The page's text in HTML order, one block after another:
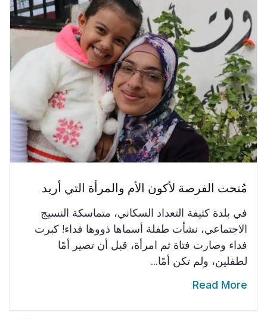
مُنحت الفرصة لأكون الأم والمرأة التي أريد
في بلدة كثيفة التعداد السكاني، متماسكة النسيج
الاجتماعي، نشأت طفلة أسماها ذووها فداء! كبرت
فداء وصارت فتاة ثم امرأة، قبل أن تصير أمًا
لطفلين، ولم تكن أمًا...
Read More